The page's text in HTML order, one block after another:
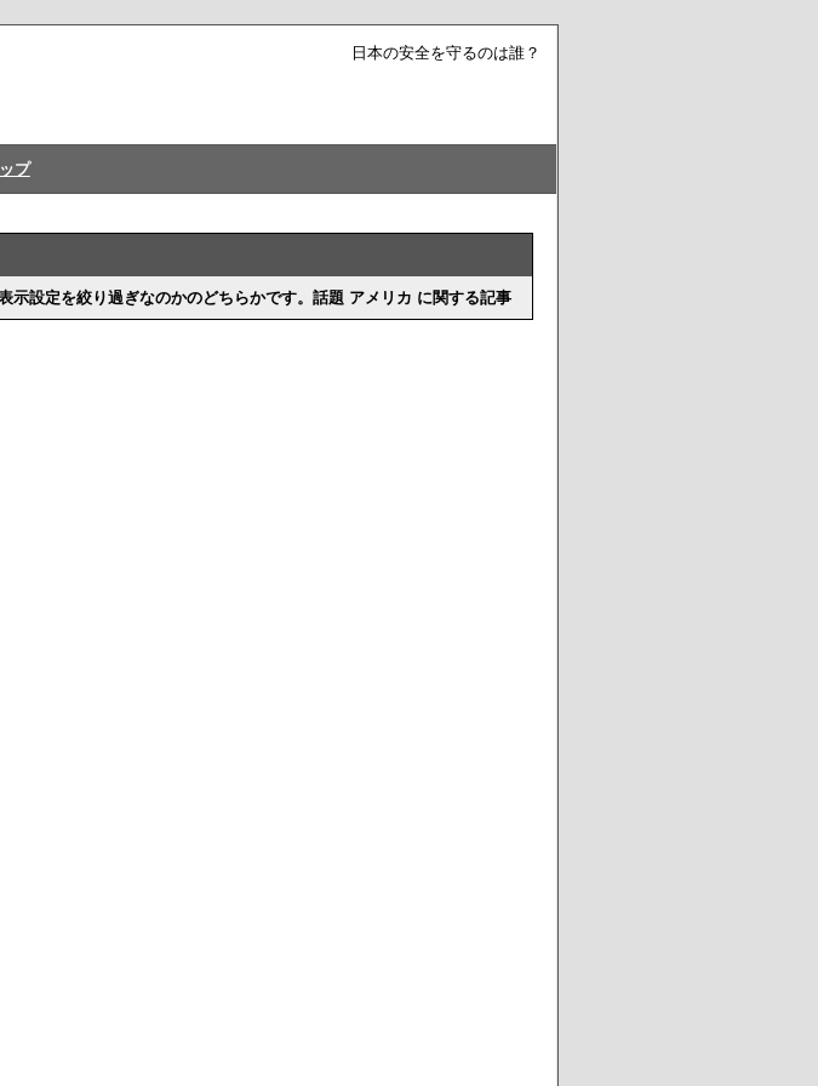
日本の安全を守るのは誰？
プ
示設定を絞り過ぎなのかのどちらかです。話題 アメリカ に関する記事